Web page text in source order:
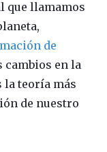
que llamamos
de
cambios en la
la teoría más
de nuestro